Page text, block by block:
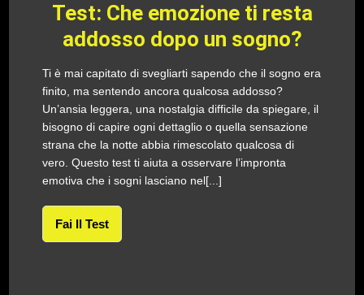
Test: Che emozione ti resta
addosso dopo un sogno?
Ti è mai capitato di svegliarti sapendo che il sogno era
finito, ma sentendo ancora qualcosa addosso?
Un’ansia leggera, una nostalgia difficile da spiegare, il
bisogno di capire ogni dettaglio o quella sensazione
strana che la notte abbia rimescolato qualcosa di
vero. Questo test ti aiuta a osservare l’impronta
emotiva che i sogni lasciano nel[...]
Fai Il Test